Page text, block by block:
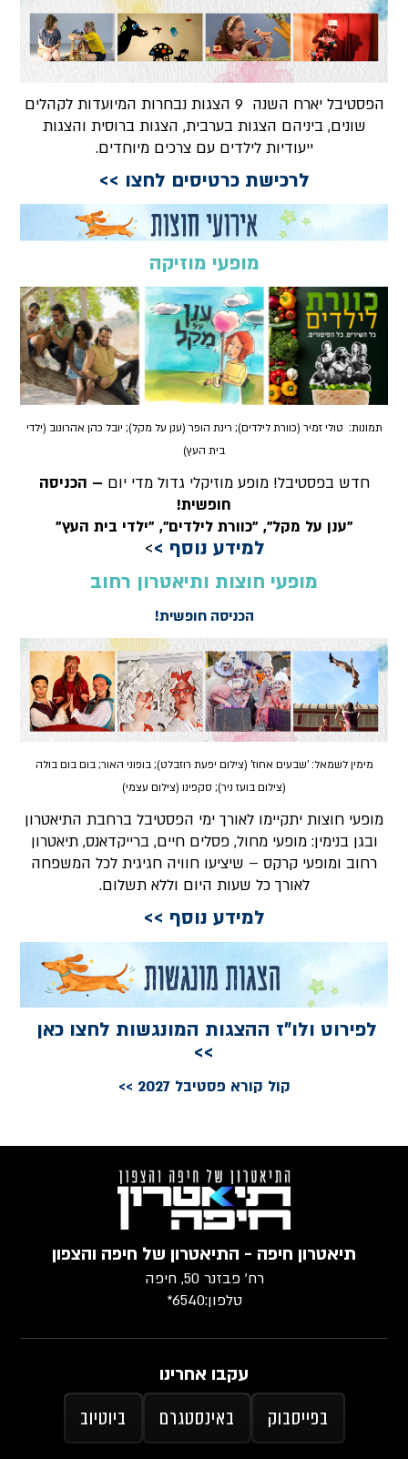
הפסטיבל יארח השנה 9 הצגות נבחרות המיועדות לקהלים
שונים, ביניהם הצגות בערבית, הצגות ברוסית והצגות
ייעודיות לילדים עם צרכים מיוחדים.
לרכישת כרטיסים לחצו >>
מופעי מוזיקה
תמונות: טולי זמיר (כוורת לילדים); רינת הופר (ענן על מקל); יובל כהן אהרונוב (ילדי
בית העץ)
חדש בפסטיבל! מופע מוזיקלי גדול מדי יום – הכניסה
חופשית!
"ענן על מקל", "כוורת לילדים", "ילדי בית העץ"
למידע נוסף >>
מופעי חוצות ותיאטרון רחוב
הכניסה חופשית!
מימין לשמאל: 'שבעים אחוז' (צילום יפעת רוזבלט); בופוני האור; בום בום בולה
(צילום בועז ניר); סקפינו (צילום עצמי)
מופעי חוצות יתקיימו לאורך ימי הפסטיבל ברחבת התיאטרון
ובגן בנימין: מופעי מחול, פסלים חיים, ברייקדאנס, תיאטרון
רחוב ומופעי קרקס – שיציעו חוויה חגיגית לכל המשפחה
לאורך כל שעות היום וללא תשלום.
למידע נוסף >>
לפירוט ולו"ז ההצגות המונגשות לחצו כאן
>>
קול קורא פסטיבל 2027 >>
תיאטרון חיפה - התיאטרון של חיפה והצפון
רח׳ פבזנר 50, חיפה
טלפון:6540*
עקבו אחרינו
בפייסבוק באינסטגרם ביוטיוב